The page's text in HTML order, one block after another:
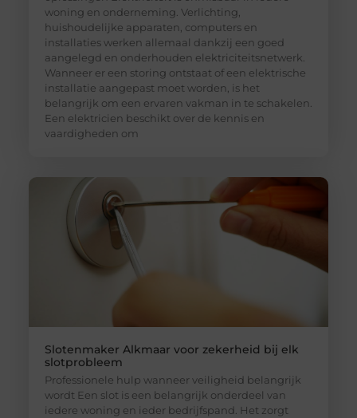
woning en onderneming. Verlichting,
huishoudelijke apparaten, computers en
installaties werken allemaal dankzij een goed
aangelegd en onderhouden elektriciteitsnetwerk.
Wanneer er een storing ontstaat of een elektrische
installatie aangepast moet worden, is het
belangrijk om een ervaren vakman in te schakelen.
Een elektricien beschikt over de kennis en
vaardigheden om
Slotenmaker Alkmaar voor zekerheid bij elk
slotprobleem
Professionele hulp wanneer veiligheid belangrijk
wordt Een slot is een belangrijk onderdeel van
iedere woning en ieder bedrijfspand. Het zorgt